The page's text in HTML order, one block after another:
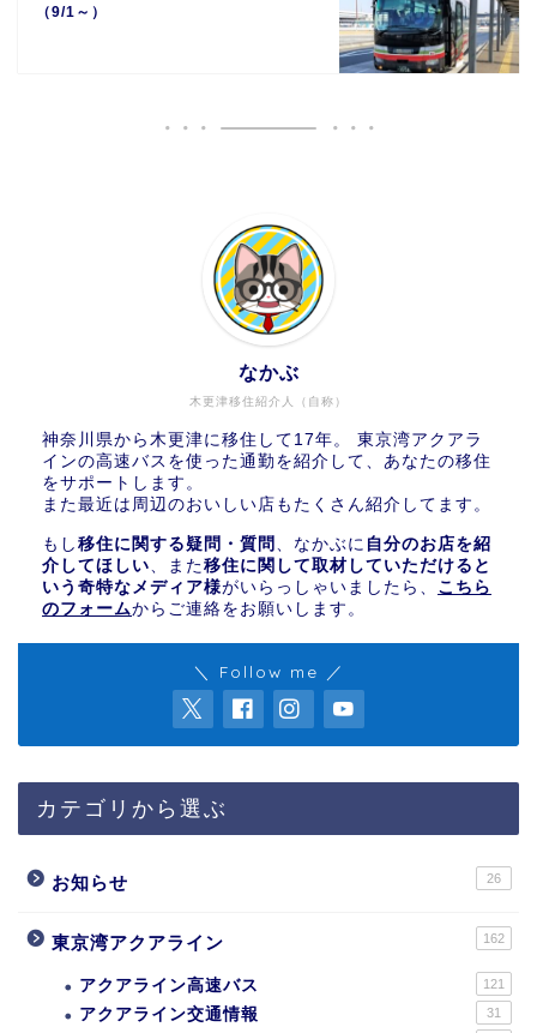
（9/1～）
木更津移住紹介人（自称）
なかぶ
神奈川県から木更津に移住して17年。 東京湾アクアラ
インの高速バスを使った通勤を紹介して、あなたの移住
をサポートします。
また最近は周辺のおいしい店もたくさん紹介してます。
もし 移住に関する疑問・質問 、なかぶに 自分のお店を紹
介してほしい、また移住に関して取材していただけると
いう奇特なメディア様がいらっしゃいましたら、 こちら
のフォームからご連絡をお願いします。
＼ Follow me ／
カテゴリから選ぶ
お知らせ 26
東京湾アクアライン 162
アクアライン高速バス 121
アクアライン交通情報 31